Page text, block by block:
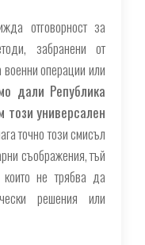
отговорност за
забранени от
операции или
дали Република
универсален
точно този смисъл
съображения, тъй
не трябва да
решения или